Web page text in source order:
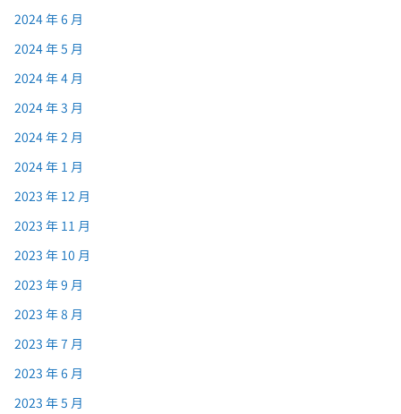
2024 年 6 月
2024 年 5 月
2024 年 4 月
2024 年 3 月
2024 年 2 月
2024 年 1 月
2023 年 12 月
2023 年 11 月
2023 年 10 月
2023 年 9 月
2023 年 8 月
2023 年 7 月
2023 年 6 月
2023 年 5 月